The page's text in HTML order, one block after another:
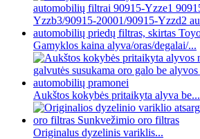
Gamyklos kaina alyva/oras/degalai/...
Aukštos kokybės pritaikyta alyva be...
Originalus dyzelinis variklis...